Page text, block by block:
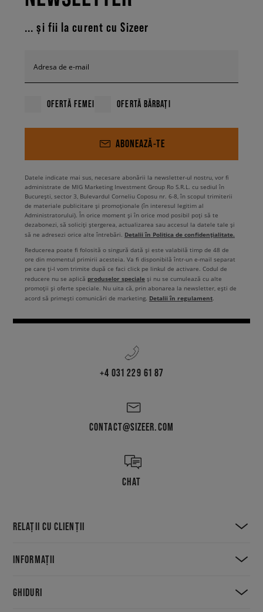
... și fii la curent cu Sizeer
Adresa de e-mail
OFERTĂ FEMEI OFERTĂ BĂRBAȚI
ABONEAZĂ-TE
Datele indicate mai sus, necesare abonării la newsletter-ul nostru, vor fi
administrate de MIG Marketing Investment Group Ro S.R.L. cu sediul în
București, sector 3, Bulevardul Corneliu Coposu nr. 6-8, în scopul trimiterii
de materiale publicitare și promoționale (în interesul legitim al
Administratorului). În orice moment și în orice mod posibil poți să te
dezabonezi, să soliciți ștergerea, actualizarea sau accesul la datele tale și
să ne adresezi orice alte întrebări. Detalii în Politica de confidențialitate.
Reducerea poate fi folosită o singură dată și este valabilă timp de 48 de
ore din momentul primirii acesteia. Va fi disponibilă într-un e-mail separat
pe care ți-l vom trimite după ce faci click pe linkul de activare. Codul de
reducere nu se aplică produselor speciale și nu se cumulează cu alte
promoții și oferte speciale. Nu uita că, prin abonarea la newsletter, ești de
acord să primești comunicări de marketing. Detalii în regulament
+4 031 229 61 87
CONTACT@SIZEER.COM
CHAT
RELAȚII CU CLIENȚII
INFORMAȚII
GHIDURI